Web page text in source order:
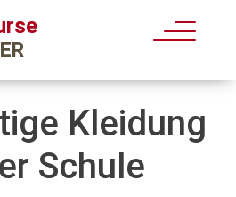
Kleidung
Schule